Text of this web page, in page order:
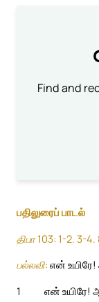
Find and
பதிலுரைப் பாடல்
திபா 103: 1-2. 3-
பல்லவி: என்
1
என் உயிரே!